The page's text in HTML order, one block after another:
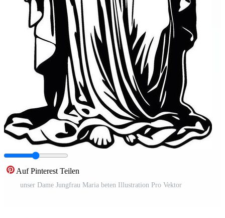
Auf Pinterest Teilen
unser Dame Jungfrau Maria beten Illustration Pro Vektor